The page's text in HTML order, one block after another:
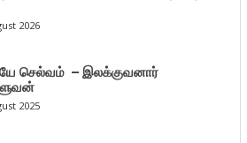
2026
செல்வம் – இலக்குவனார்
2025